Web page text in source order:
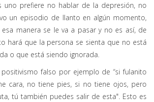
uno prefiere no hablar de la depresión, no
un episodio de llanto en algún momento,
manera se le va a pasar y no es así, de
hará que la persona se sienta que no está
o que está siendo ignorada.
positivismo falso por ejemplo de “si fulanito
cara, no tiene pies, si no tiene ojos, pero
tú también puedes salir de esta". Esto es